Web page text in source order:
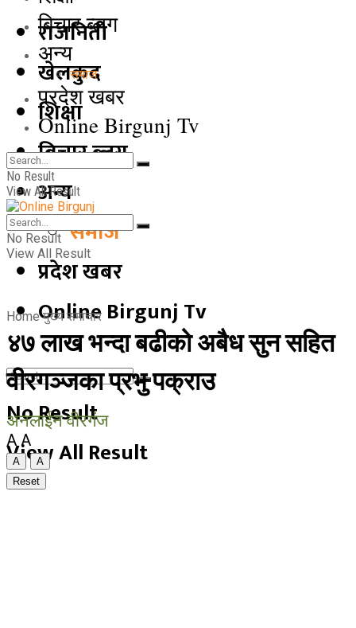
राजनिती
खेलकुद
शिक्षा
बिचार ब्लग
अन्य
समाज
प्रदेश खबर
Online Birgunj Tv
No Result
View All Result
बिचार ब्लग
अन्य
समाज
प्रदेश खबर
Online Birgunj Tv
No Result
View All Result
No Result
View All Result
Home मुख्य समाचार
४७ लाख भन्दा बढीको अबैध सुन सहित
वीरगञ्जका प्रभु पक्राउ
अनलाईन वीरगंज
A A
A
A
Reset